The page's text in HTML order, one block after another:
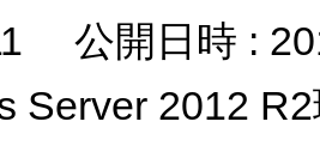
公開日時 :
Server 2012